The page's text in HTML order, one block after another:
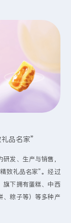
品名家”
发、生产与销售，
致礼品名家”。经过
旗下拥有蛋糕、中西
、粽子等）等多种产